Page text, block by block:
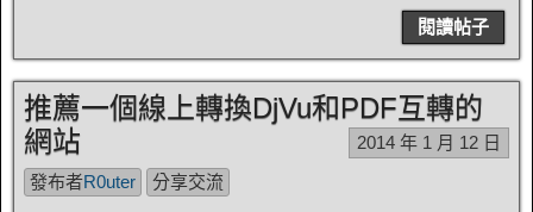
閱讀帖子
推薦一個線上轉換DjVu和PDF互轉的
網站
2014 年 1 月 12 日
發布者R0uter 分享交流